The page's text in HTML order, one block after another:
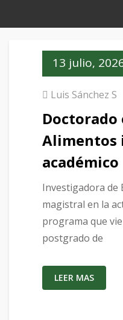
13 julio,
Luis Sánchez S
Doctorado
Alimentos
académico
Investigadora de
magistral en la
programa que
postgrado de
LEER MAS